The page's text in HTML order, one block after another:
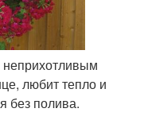
неприхотливым
любит тепло и
без полива.